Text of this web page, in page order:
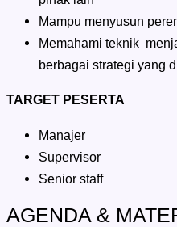
Mampu menyusun
Memahami teknik
berbagai strategi yang
TARGET PESERTA
Manajer
Supervisor
Senior staff
AGENDA &